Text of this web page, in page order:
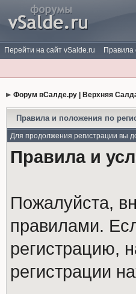
Перейти на сайт vSalde.ru
Форум вСалде.ру | Верхняя
Правила и положения по
Для продолжения регистрации вы
Правила и
Пожалуйста,
правилами.
регистрацию,
регистрации